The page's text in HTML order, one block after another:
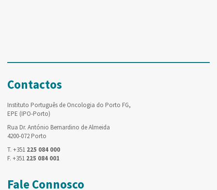
Contactos
Instituto Português de Oncologia do Porto FG,
EPE (IPO-Porto)
Rua Dr. António Bernardino de Almeida
4200-072 Porto
T. +351 225 084 000
F. +351 225 084 001
Fale Connosco